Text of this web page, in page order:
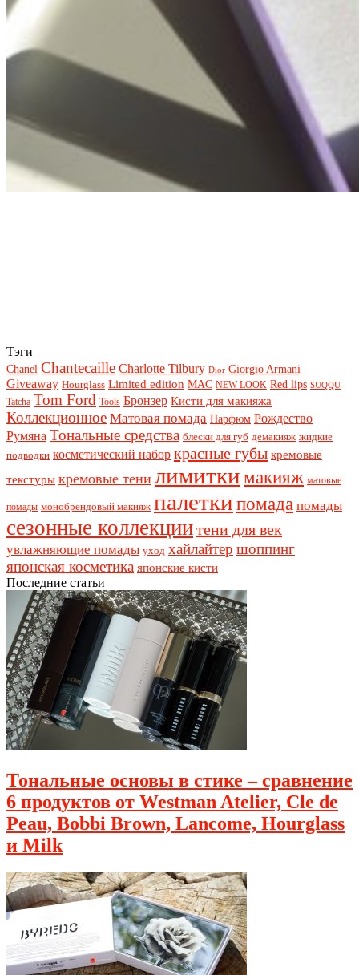
Тэги
Chanel Chantecaille Charlotte Tilbury Dior Giorgio Armani
Giveaway Hourglass Limited edition MAC NEW LOOK Red lips SUQQU
Tatcha Tom Ford Tools Бронзер Кисти для макияжа
Коллекционное Матовая помада Парфюм Рождество
Румяна Тональные средства блески для губ демакияж жидкие
подводки косметический набор красные губы кремовые
текстуры кремовые тени лимиткимакияж матовые
помады монобрендовый макияж палеткипомада помады
сезонные коллекциитени для век
увлажняющие помады уход хайлайтер шоппинг
японская косметика японские кисти
Последние статьи
Тональные основы в стике – сравнение
6 продуктов от Westman Atelier, Cle de
Peau, Bobbi Brown, Lancome, Hourglass
и Milk